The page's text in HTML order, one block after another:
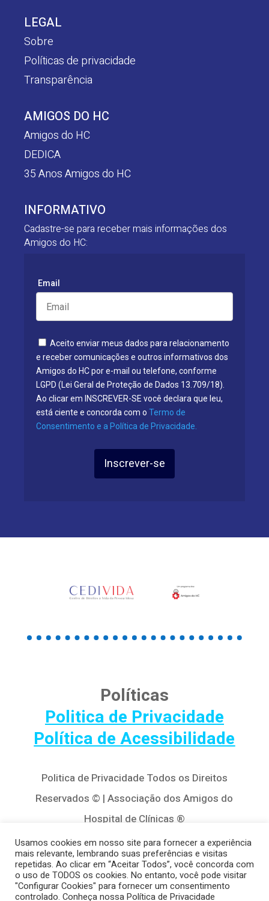
LEGAL
Sobre
Políticas de privacidade
Transparência
AMIGOS DO HC
Amigos do HC
DEDICA
35 Anos Amigos do HC
INFORMATIVO
Cadastre-se para receber mais informações dos
Amigos do HC:
Email
Aceito enviar meus dados para relacionamento
e receber comunicações e outros informativos dos
Amigos do HC por e-mail ou telefone, conforme
LGPD (Lei Geral de Proteção de Dados 13.709/18).
Ao clicar em INSCREVER-SE você declara que leu,
está ciente e concorda com o Termo de
Consentimento e a Política de Privacidade.
Inscrever-se
Políticas
Politica de Privacidade
Política de Acessibilidade
Politica de Privacidade Todos os Direitos
Reservados © | Associação dos Amigos do
Hospital de Clínicas ®
Av. Agostinho Leão Jr, 320 – Alto da Glória,
80030-110, Curitiba / PR
(41) 3122-8650 | contato@cedivida.org.br
Usamos cookies em nosso site para fornecer a experiência
mais relevante, lembrando suas preferências e visitas
repetidas. Ao clicar em “Aceitar Todos”, você concorda com
o uso de TODOS os cookies. No entanto, você pode visitar
"Configurar Cookies" para fornecer um consentimento
controlado. Conheça nossa Política de Privacidade